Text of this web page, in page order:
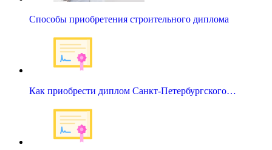
Способы приобретения строительного диплома
Как приобрести диплом Санкт-Петербургского…